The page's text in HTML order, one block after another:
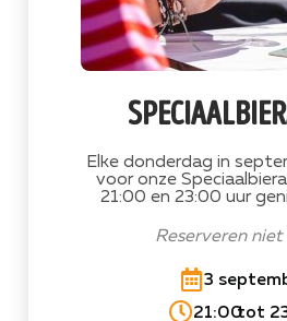
Elke donderdag in
voor onze
21:00 en 23:00 uur
€4,- per glas. Ontdek
proef onze eigen bieren
gezellige avond met
Reserveren
3
21:00tot